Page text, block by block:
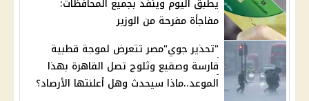
مفاجأة مفرحة من الوزير
"تحذير جوي"مصر تتعرض لموجة قطبية
قارسة وصقيع وثلوج تصل القاهرة بهذا
الموعد..ماذا سيحدث وهل أعلنتها الأرصاد؟